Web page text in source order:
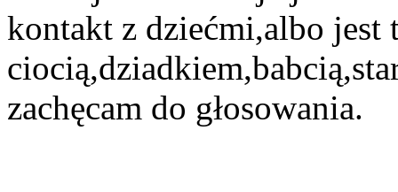
kontakt z dziećmi,albo jest
zachęcam do głosowania.